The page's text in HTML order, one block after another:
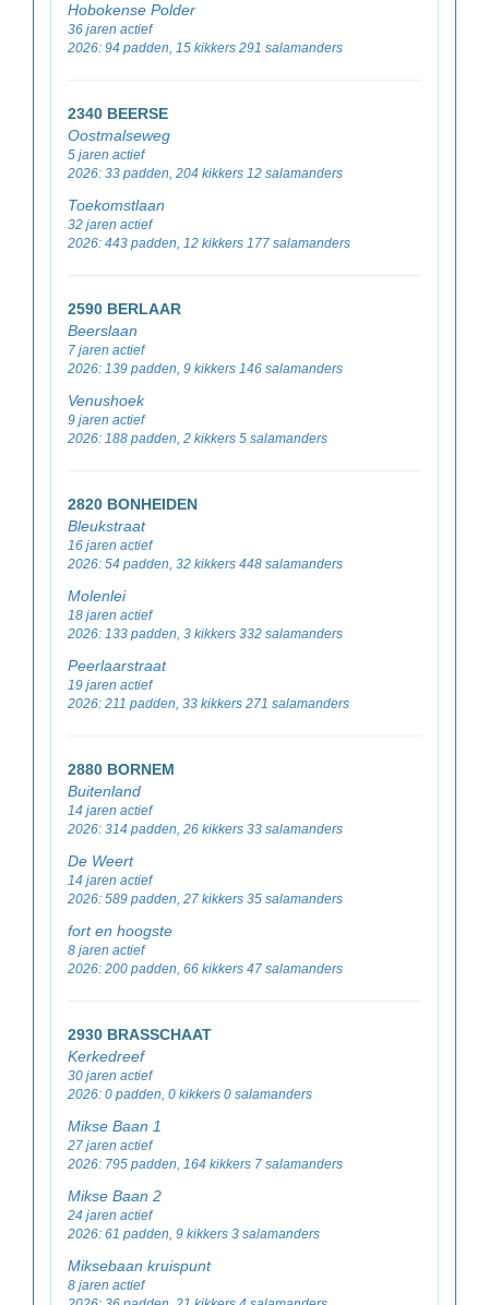
Hobokense Polder
36 jaren actief
2026: 94 padden, 15 kikkers 291 salamanders
2340 BEERSE
Oostmalseweg
5 jaren actief
2026: 33 padden, 204 kikkers 12 salamanders
Toekomstlaan
32 jaren actief
2026: 443 padden, 12 kikkers 177 salamanders
2590 BERLAAR
Beerslaan
7 jaren actief
2026: 139 padden, 9 kikkers 146 salamanders
Venushoek
9 jaren actief
2026: 188 padden, 2 kikkers 5 salamanders
2820 BONHEIDEN
Bleukstraat
16 jaren actief
2026: 54 padden, 32 kikkers 448 salamanders
Molenlei
18 jaren actief
2026: 133 padden, 3 kikkers 332 salamanders
Peerlaarstraat
19 jaren actief
2026: 211 padden, 33 kikkers 271 salamanders
2880 BORNEM
Buitenland
14 jaren actief
2026: 314 padden, 26 kikkers 33 salamanders
De Weert
14 jaren actief
2026: 589 padden, 27 kikkers 35 salamanders
fort en hoogste
8 jaren actief
2026: 200 padden, 66 kikkers 47 salamanders
2930 BRASSCHAAT
Kerkedreef
30 jaren actief
2026: 0 padden, 0 kikkers 0 salamanders
Mikse Baan 1
27 jaren actief
2026: 795 padden, 164 kikkers 7 salamanders
Mikse Baan 2
24 jaren actief
2026: 61 padden, 9 kikkers 3 salamanders
Miksebaan kruispunt
8 jaren actief